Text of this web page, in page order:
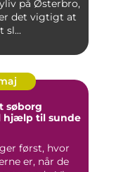
på Østerbro,
det vigtigt at
sl...
søborg
hjælp til sunde
først, hvor
er, når de